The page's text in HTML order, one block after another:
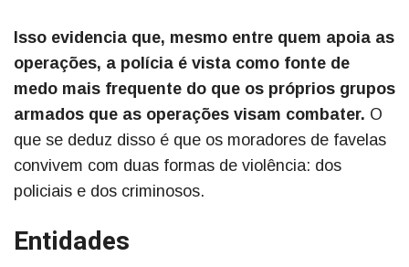
Isso evidencia que, mesmo entre quem apoia as
operações, a polícia é vista como fonte de
medo mais frequente do que os próprios grupos
armados que as operações visam combater. O
que se deduz disso é que os moradores de favelas
convivem com duas formas de violência: dos
policiais e dos criminosos.
Entidades